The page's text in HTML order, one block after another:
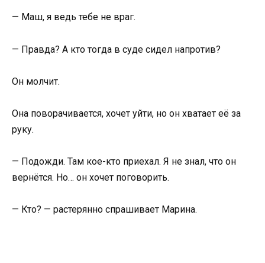
— Маш, я ведь тебе не враг.
— Правда? А кто тогда в суде сидел напротив?
Он молчит.
Она поворачивается, хочет уйти, но он хватает её за
руку.
— Подожди. Там кое-кто приехал. Я не знал, что он
вернётся. Но… он хочет поговорить.
— Кто? — растерянно спрашивает Марина.